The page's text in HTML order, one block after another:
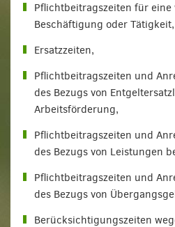
Pflichtbeitragszeiten für eine
Beschäftigung oder Tätigkeit,
Ersatzzeiten,
Pflichtbeitragszeiten und
des Bezugs von
Arbeitsförderung,
Pflichtbeitragszeiten und
des Bezugs von Leistungen
Pflichtbeitragszeiten und
des Bezugs von
Berücksichtigungszeiten